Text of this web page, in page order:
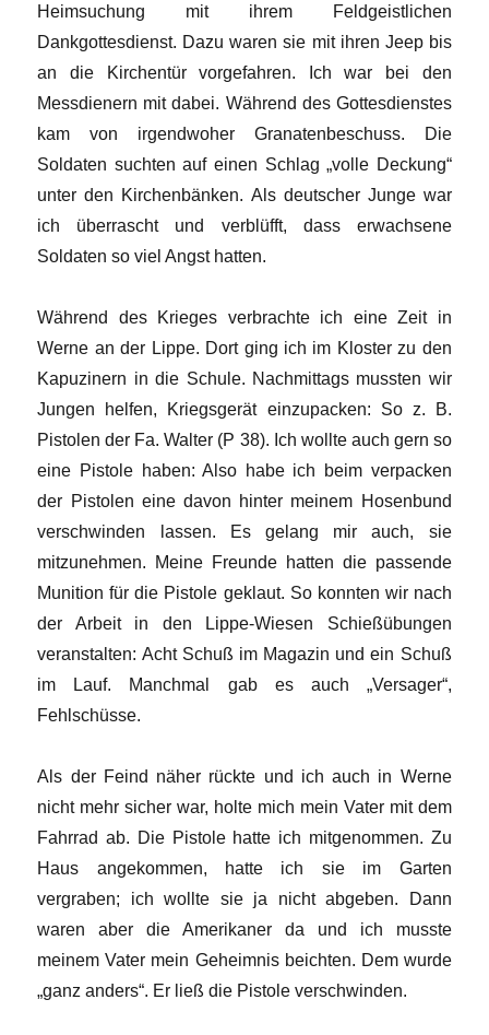
Heimsuchung mit ihrem Feldgeistlichen
Dankgottesdienst. Dazu waren sie mit ihren Jeep bis
an die Kirchentür vorgefahren. Ich war bei den
Messdienern mit dabei. Während des Gottesdienstes
kam von irgendwoher Granatenbeschuss. Die
Soldaten suchten auf einen Schlag „volle Deckung“
unter den Kirchenbänken. Als deutscher Junge war
ich überrascht und verblüfft, dass erwachsene
Soldaten so viel Angst hatten.
Während des Krieges verbrachte ich eine Zeit in
Werne an der Lippe. Dort ging ich im Kloster zu den
Kapuzinern in die Schule. Nachmittags mussten wir
Jungen helfen, Kriegsgerät einzupacken: So z. B.
Pistolen der Fa. Walter (P 38). Ich wollte auch gern so
eine Pistole haben: Also habe ich beim verpacken
der Pistolen eine davon hinter meinem Hosenbund
verschwinden lassen. Es gelang mir auch, sie
mitzunehmen. Meine Freunde hatten die passende
Munition für die Pistole geklaut. So konnten wir nach
der Arbeit in den Lippe-Wiesen Schießübungen
veranstalten: Acht Schuß im Magazin und ein Schuß
im Lauf. Manchmal gab es auch „Versager“,
Fehlschüsse.
Als der Feind näher rückte und ich auch in Werne
nicht mehr sicher war, holte mich mein Vater mit dem
Fahrrad ab. Die Pistole hatte ich mitgenommen. Zu
Haus angekommen, hatte ich sie im Garten
vergraben; ich wollte sie ja nicht abgeben. Dann
waren aber die Amerikaner da und ich musste
meinem Vater mein Geheimnis beichten. Dem wurde
„ganz anders“. Er ließ die Pistole verschwinden.